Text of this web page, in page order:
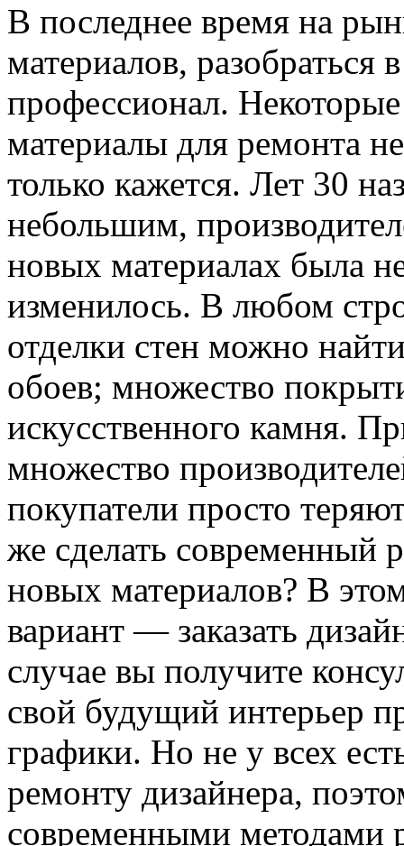
В последнее время на
материалов, разобраться
профессионал.
материалы для ремонта
только кажется. Лет 30
небольшим,
новых материалах была
изменилось. В любом
отделки стен можно
обоев; множество
искусственного камня.
множество
покупатели просто
же сделать современный
новых материалов? В
вариант — заказать
случае вы получите
свой будущий интерьер
графики. Но не у всех
ремонту дизайнера,
современными методами